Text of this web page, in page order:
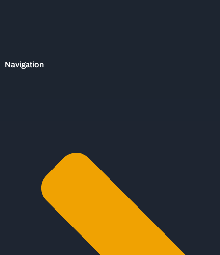
Navigation